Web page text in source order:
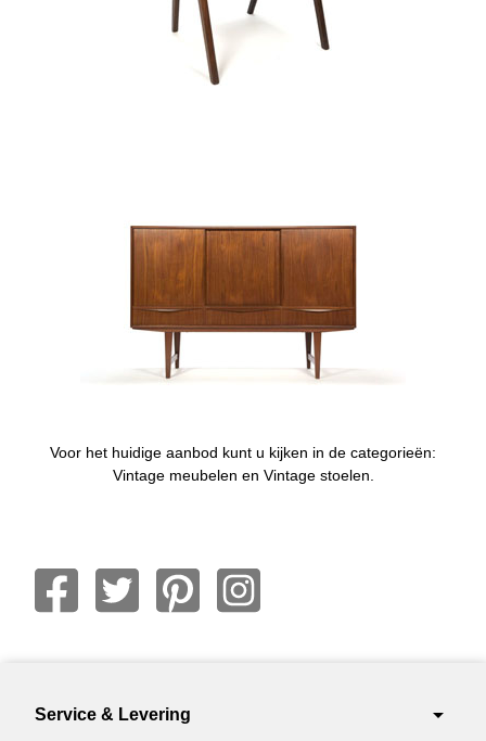
Voor het huidige aanbod kunt u kijken in de categorieën:
Vintage meubelen en Vintage stoelen.
Service & Levering arrow_drop_down